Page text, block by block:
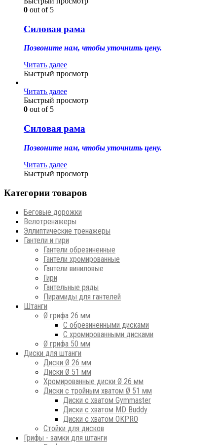
0 out of 5
Силовая рама
Позвоните нам, чтобы уточнить цену.
Читать далее
Быстрый просмотр
Читать далее
Быстрый просмотр
0 out of 5
Силовая рама
Позвоните нам, чтобы уточнить цену.
Читать далее
Быстрый просмотр
Категории товаров
Беговые дорожки
Велотренажеры
Эллиптические тренажеры
Гантели и гири
Гантели обрезиненные
Гантели хромированные
Гантели виниловые
Гири
Гантельные ряды
Пирамиды для гантелей
Штанги
Ø грифа 26 мм
С обрезиненными дисками
С хромированными дисками
Ø грифа 50 мм
Диски для штанги
Диски Ø 26 мм
Диски Ø 51 мм
Хромированные диски Ø 26 мм
Диски с тройным хватом Ø 51 мм
Диски с хватом Gymmaster
Диски с хватом MD Buddy
Диски с хватом OKPRO
Стойки для дисков
Грифы - замки для штанги